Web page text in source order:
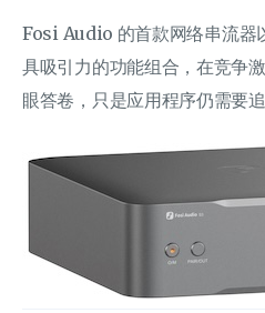
Fosi Audio 的首款网络串流器
具吸引力的功能组合，在竞争
眼答卷，只是应用程序仍需要追